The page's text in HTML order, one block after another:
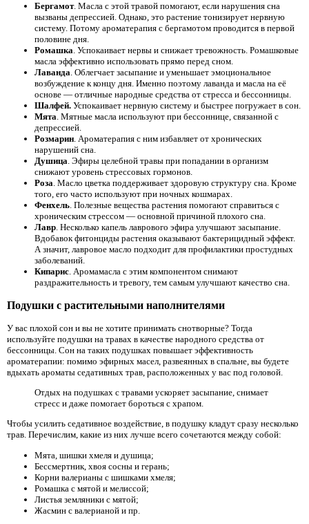
Бергамот. Масла с этой травой помогают, если нарушения сна
вызваны депрессией. Однако, это растение тонизирует нервную
систему. Потому ароматерапия с бергамотом проводится в первой
половине дня.
Ромашка. Успокаивает нервы и снижает тревожность. Ромашковые
масла эффективно использовать прямо перед сном.
Лаванда. Облегчает засыпание и уменьшает эмоциональное
возбуждение к концу дня. Именно поэтому лаванда и масла на её
основе — отличные народные средства от стресса и бессонницы.
Шалфей. Успокаивает нервную систему и быстрее погружает в сон.
Мята. Мятные масла используют при бессоннице, связанной с
депрессией.
Розмарин. Ароматерапия с ним избавляет от хронических
нарушений сна.
Душица. Эфиры целебной травы при попадании в организм
снижают уровень стрессовых гормонов.
Роза. Масло цветка поддерживает здоровую структуру сна. Кроме
того, его часто используют при ночных кошмарах.
Фенхель. Полезные вещества растения помогают справиться с
хроническим стрессом — основной причиной плохого сна.
Лавр. Несколько капель лаврового эфира улучшают засыпание.
Вдобавок фитонциды растения оказывают бактерицидный эффект.
А значит, лавровое масло подходит для профилактики простудных
заболеваний.
Кипарис. Аромамасла с этим компонентом снимают
раздражительность и тревогу, тем самым улучшают качество сна.
Подушки с растительными наполнителями
У вас плохой сон и вы не хотите принимать снотворные? Тогда
используйте подушки на травах в качестве народного средства от
бессонницы. Сон на таких подушках повышает эффективность
ароматерапии: помимо эфирных масел, развеянных в спальне, вы будете
вдыхать ароматы седативных трав, расположенных у вас под головой.
Отдых на подушках с травами ускоряет засыпание, снимает
стресс и даже помогает бороться с храпом.
Чтобы усилить седативное воздействие, в подушку кладут сразу несколько
трав. Перечислим, какие из них лучше всего сочетаются между собой:
Мята, шишки хмеля и душица;
Бессмертник, хвоя сосны и герань;
Корни валерианы с шишками хмеля;
Ромашка с мятой и мелиссой;
Листья земляники с мятой;
Жасмин с валерианой и пр.